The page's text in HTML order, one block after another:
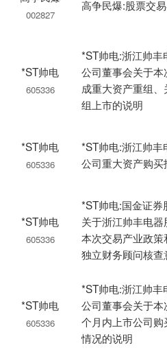
002827
高争民爆:股票交
*ST帅电
605336
*ST帅电:浙江帅丰
公司董事会关于
成重大资产重组
组上市的说明
*ST帅电
605336
*ST帅电:浙江帅丰
公司重大资产购买
*ST帅电
605336
*ST帅电:国金证券
关于浙江帅丰电器
本次交易产业政策
独立财务顾问核查
*ST帅电
605336
*ST帅电:浙江帅丰
公司董事会关于本
个月内上市公司
情况的说明